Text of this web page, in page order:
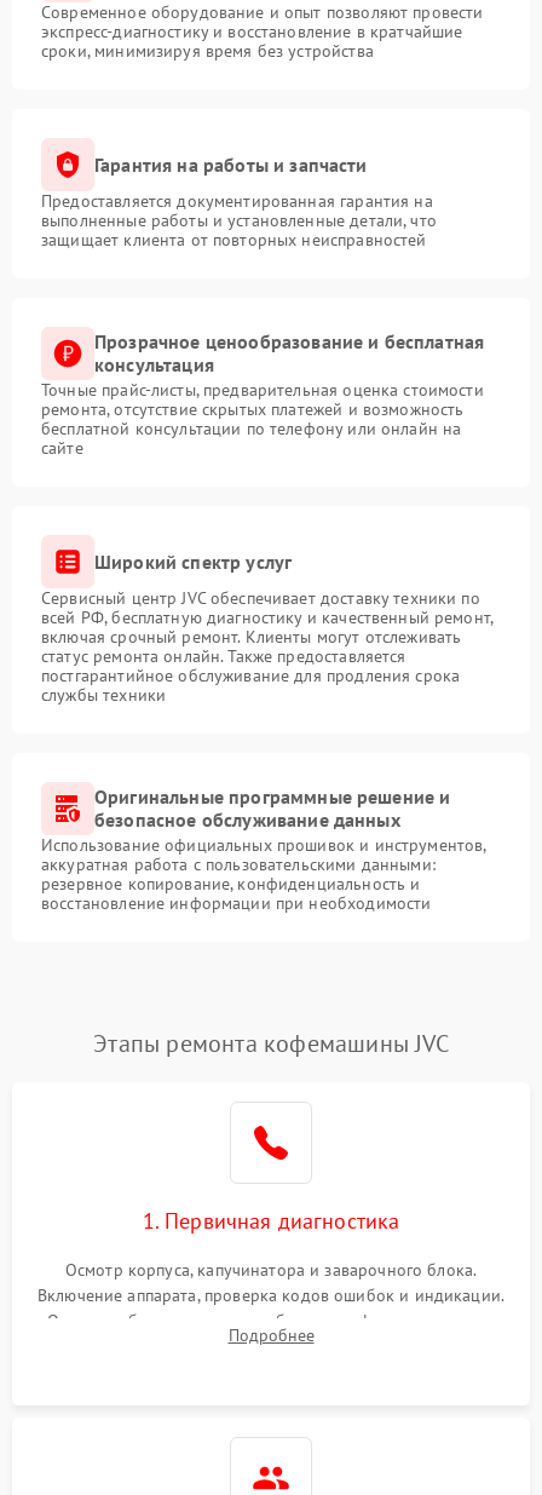
Современное оборудование и опыт позволяют провести
экспресс-диагностику и восстановление в кратчайшие
сроки, минимизируя время без устройства
Гарантия на работы и запчасти
Предоставляется документированная гарантия на
выполненные работы и установленные детали, что
защищает клиента от повторных неисправностей
Прозрачное ценообразование и бесплатная
консультация
Точные прайс-листы, предварительная оценка стоимости
ремонта, отсутствие скрытых платежей и возможность
бесплатной консультации по телефону или онлайн на
сайте
Широкий спектр услуг
Сервисный центр JVC обеспечивает доставку техники по
всей РФ, бесплатную диагностику и качественный ремонт,
включая срочный ремонт. Клиенты могут отслеживать
статус ремонта онлайн. Также предоставляется
постгарантийное обслуживание для продления срока
службы техники
Оригинальные программные решение и
безопасное обслуживание данных
Использование официальных прошивок и инструментов,
аккуратная работа с пользовательскими данными:
резервное копирование, конфиденциальность и
восстановление информации при необходимости
Этапы ремонта кофемашины JVC
1. Первичная диагностика
Осмотр корпуса, капучинатора и заварочного блока.
Включение аппарата, проверка кодов ошибок и индикации.
Оценка работы помпы, термоблока и кофемолки на слух.
Измерение температуры и давления воды для выявления
Подробнее